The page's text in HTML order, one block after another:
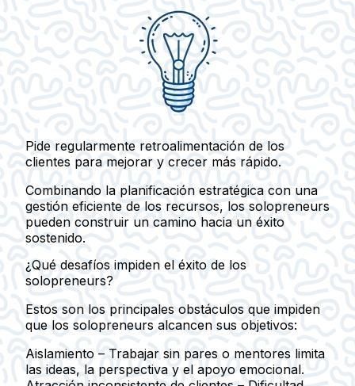
Pide regularmente retroalimentación de los
clientes para mejorar y crecer más rápido.
Combinando la planificación estratégica con una
gestión eficiente de los recursos, los solopreneurs
pueden construir un camino hacia un éxito
sostenido.
¿Qué desafíos impiden el éxito de los
solopreneurs?
Estos son los principales obstáculos que impiden
que los solopreneurs alcancen sus objetivos:
Aislamiento – Trabajar sin pares o mentores limita
las ideas, la perspectiva y el apoyo emocional.